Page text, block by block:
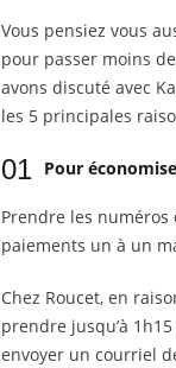
Vous pensiez vous
pour passer moins
avons discuté avec
les 5 principales
01 Pour
Prendre les
paiements un à un
Chez Roucet, en
prendre jusqu’à
envoyer un courriel